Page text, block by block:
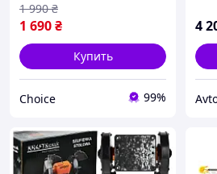
1 690₴
1 990 ₴
Купить
Choice 99%
4